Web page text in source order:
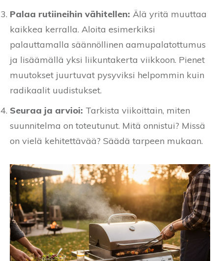
Palaa rutiineihin vähitellen: Älä yritä muuttaa
kaikkea kerralla. Aloita esimerkiksi
palauttamalla säännöllinen aamupalatottumus
ja lisäämällä yksi liikuntakerta viikkoon. Pienet
muutokset juurtuvat pysyviksi helpommin kuin
radikaalit uudistukset.
Seuraa ja arvioi: Tarkista viikoittain, miten
suunnitelma on toteutunut. Mitä onnistui? Missä
on vielä kehitettävää? Säädä tarpeen mukaan.